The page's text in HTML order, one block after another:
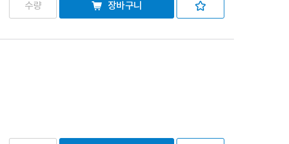
장바구니